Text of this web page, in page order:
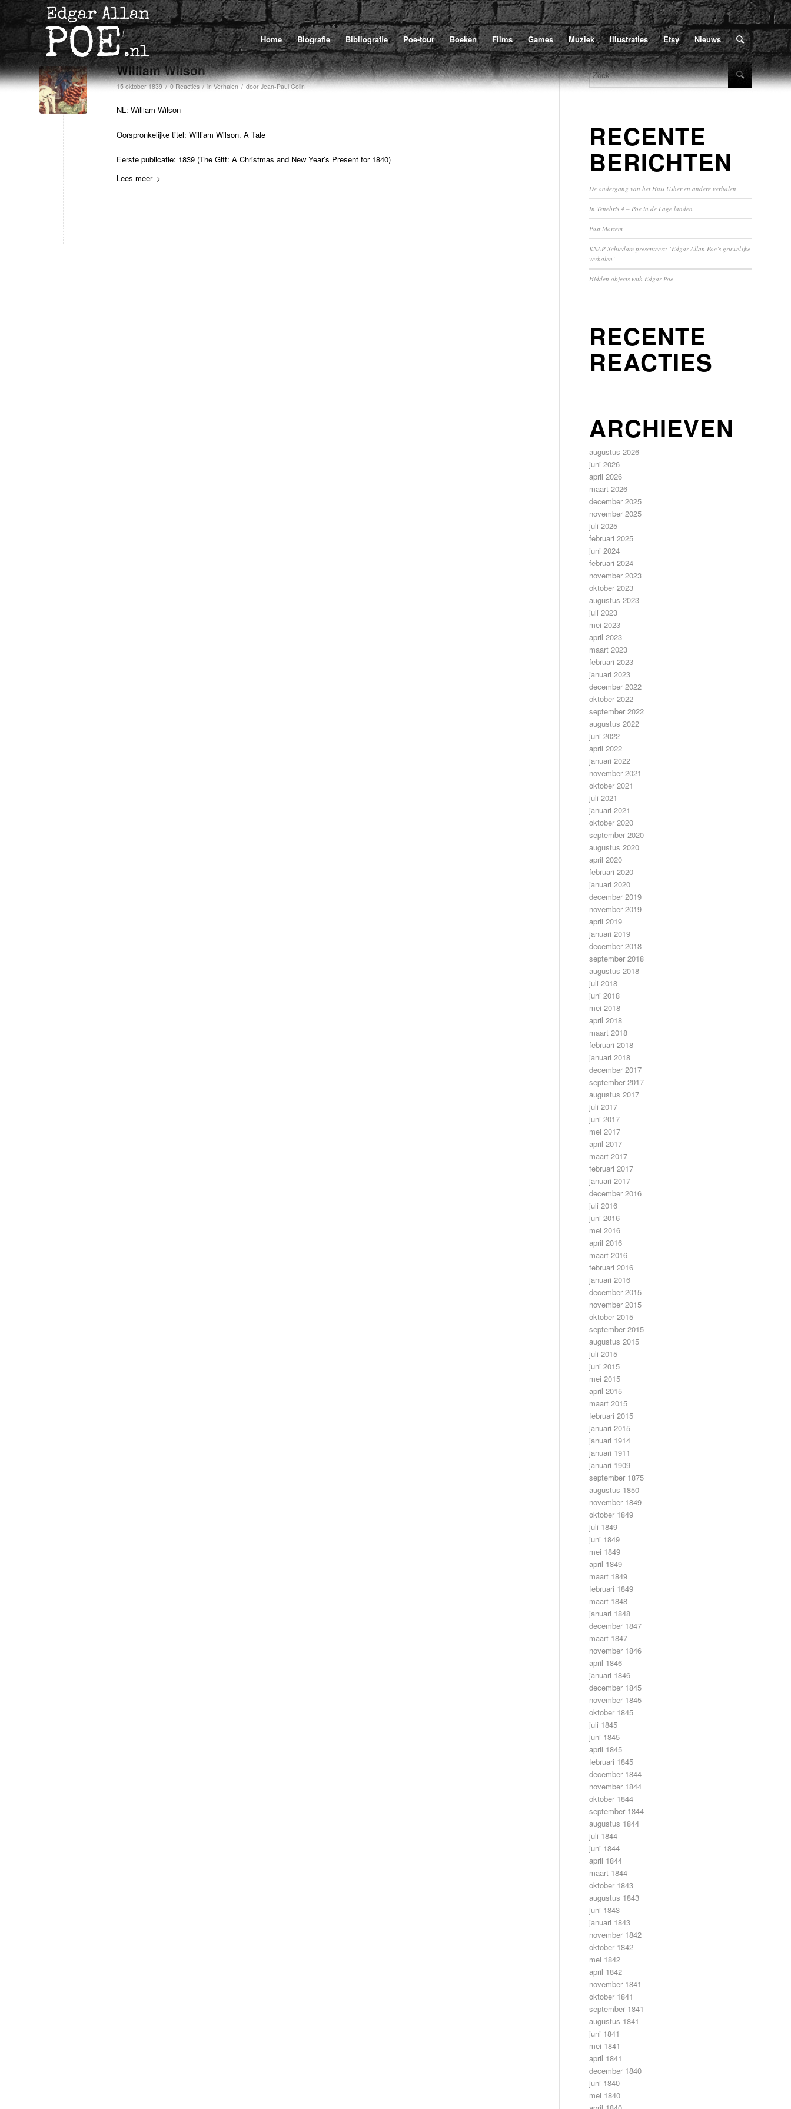
Home Biografie Bibliografie Poe-tour Boeken Films Games Muziek Illustraties Etsy Nieuws
U bevindt zich hier: Home / Poe / 1839 / oktober
William Wilson
15 oktober 1839 / 0 Reacties / inVerhalen / door Jean-Paul Colin
NL: William Wilson
Oorspronkelijke titel: William Wilson. A Tale
Eerste publicatie: 1839 (The Gift: A Christmas and New Year’s Present for 1840)
Lees meer
RECENTE
BERICHTEN
De ondergang van het Huis Usher en andere verhalen
In Tenebris 4 – Poe in de Lage landen
Post Mortem
KNAP Schiedam presenteert: ‘Edgar Allan Poe’s gruwelijke
verhalen’
Hidden objects with Edgar Poe
RECENTE
REACTIES
ARCHIEVEN
augustus 2026
juni 2026
april 2026
maart 2026
december 2025
november 2025
juli 2025
februari 2025
juni 2024
februari 2024
november 2023
oktober 2023
augustus 2023
juli 2023
mei 2023
april 2023
maart 2023
februari 2023
januari 2023
december 2022
oktober 2022
september 2022
augustus 2022
juni 2022
april 2022
januari 2022
november 2021
oktober 2021
juli 2021
januari 2021
oktober 2020
september 2020
augustus 2020
april 2020
februari 2020
januari 2020
december 2019
november 2019
april 2019
januari 2019
december 2018
september 2018
augustus 2018
juli 2018
juni 2018
mei 2018
april 2018
maart 2018
februari 2018
januari 2018
december 2017
september 2017
augustus 2017
juli 2017
juni 2017
mei 2017
april 2017
maart 2017
februari 2017
januari 2017
december 2016
juli 2016
juni 2016
mei 2016
april 2016
maart 2016
februari 2016
januari 2016
december 2015
november 2015
oktober 2015
september 2015
augustus 2015
juli 2015
juni 2015
mei 2015
april 2015
maart 2015
februari 2015
januari 2015
januari 1914
januari 1911
januari 1909
september 1875
augustus 1850
november 1849
oktober 1849
juli 1849
juni 1849
mei 1849
april 1849
maart 1849
februari 1849
maart 1848
januari 1848
december 1847
maart 1847
november 1846
april 1846
januari 1846
december 1845
november 1845
oktober 1845
juli 1845
juni 1845
april 1845
februari 1845
december 1844
november 1844
oktober 1844
september 1844
augustus 1844
juli 1844
juni 1844
april 1844
maart 1844
oktober 1843
augustus 1843
juni 1843
januari 1843
november 1842
oktober 1842
mei 1842
april 1842
november 1841
oktober 1841
september 1841
augustus 1841
juni 1841
mei 1841
april 1841
december 1840
juni 1840
mei 1840